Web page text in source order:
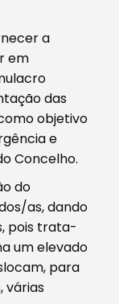
a
em
das
objetivo
e
Concelho.
do
as, dando
pois trata-
um elevado
para
várias